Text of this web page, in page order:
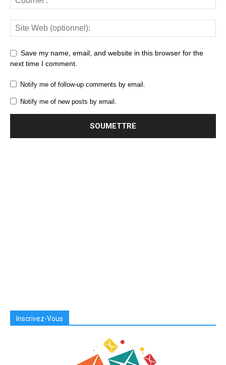
Save my name, email, and website in this browser for the
next time I comment.
Notify me of follow-up comments by email.
Notify me of new posts by email.
Inscrivez-Vous